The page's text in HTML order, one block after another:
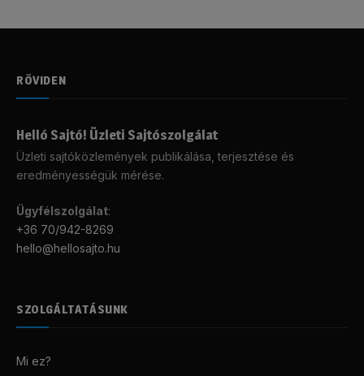
RÖVIDEN
Helló Sajtó! Üzleti Sajtószolgálat
Üzleti sajtóközlemények publikálása, terjesztése és
eredményességük mérése.
Ügyfélszolgálat:
+36 70/942-8269
hello@hellosajto.hu
SZOLGÁLTATÁSUNK
Mi ez?